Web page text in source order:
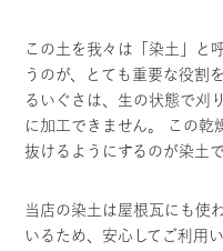
この土を我々は「染土」と
うのが、とても重要な役割
るいぐさは、生の状態で刈
に加工できません。 この乾
抜けるようにするのが染土で
当店の染土は屋根瓦にも使
いるため、安心してご利用